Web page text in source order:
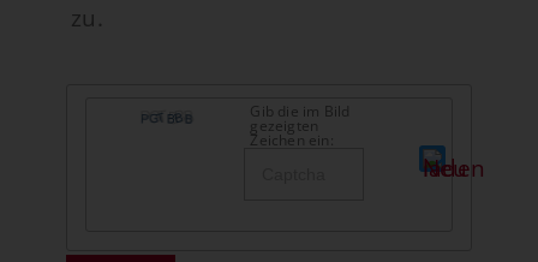
zu.
Gib die im Bild
gezeigten
Zeichen ein: